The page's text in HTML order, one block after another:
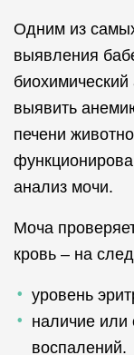
Одним из
выявления
выявить
печени
анализ мочи.
Моча
кровь – на
уровень
наличие или
воспалений.